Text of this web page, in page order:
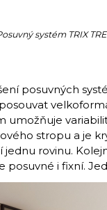
systém TRIX
posuvných
umožňuje
stropu a je
rovinu.
i fixní.